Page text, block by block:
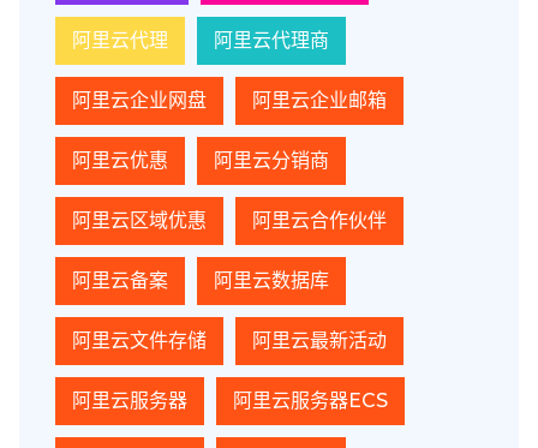
阿里云代理 阿里云代理商
阿里云企业网盘 阿里云企业邮箱
阿里云优惠 阿里云分销商
阿里云区域优惠 阿里云合作伙伴
阿里云备案 阿里云数据库
阿里云文件存储 阿里云最新活动
阿里云服务器 阿里云服务器ECS